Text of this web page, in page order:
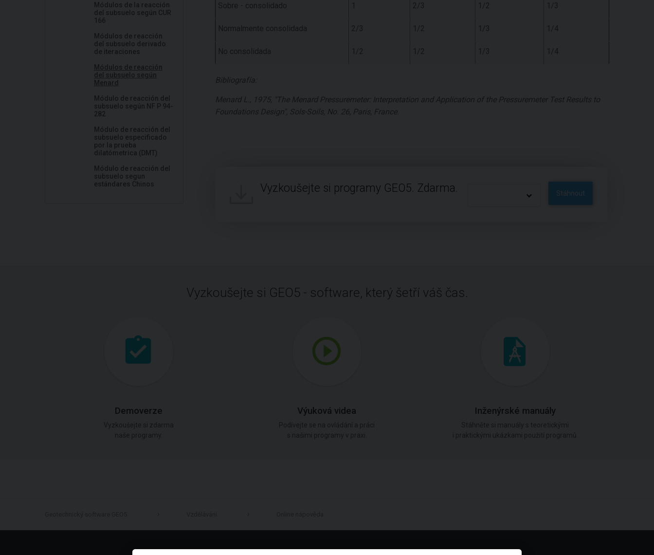
Módulos de la reacción
del subsuelo según CUR
166
Módulos de reacción
del subsuelo derivado
de iteraciones
Módulos de reacción
del subsuelo según
Menard
Módulo de reacción del
subsuelo según NF P 94-
282
Módulo de reacción del
subsuelo especificado
por la prueba
dilatómetrica (DMT)
Módulo de reacción del
subsuelo segun
estándares Chinos
Sobre - consolidado 1 2/3 1/2 1/3
Normalmente consolidada 2/3 1/2 1/3 1/4
No consolidada 1/2 1/2 1/3 1/4
Bibliografía:
Menard L., 1975, "The Menard Pressuremeter: Interpretation and Application of the Pressuremeter Test Results to
Foundations Design", Sols-Soils, No. 26, Paris, France.
Vyzkoušejte si programy GEO5. Zdarma. Stáhnout
Vyzkoušejte si GEO5 - software, který šetří váš čas.
Demoverze Výuková videa Inženýrské manuály